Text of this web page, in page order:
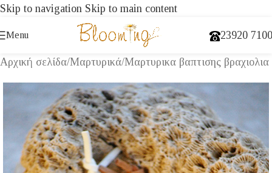
Skip to navigation Skip to main content
Menu 23920
Αρχική σελίδα/Μαρτυρικά/Μαρτυρικα βαπτισης βραχιολια